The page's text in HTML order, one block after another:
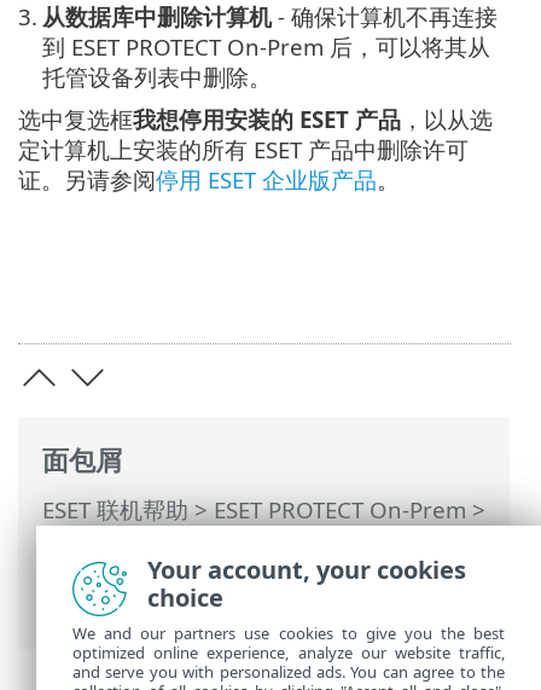
面包屑
ESET 联机帮助>ESET PROTECT On-Prem>
PROTECT On-Prem 主菜单 >计算机> 从管
理中删除计算机
3. 从数据库中删除计算机- 确保计算机不再连接
到 ESET PROTECT On-Prem 后，可以将其从
托管设备列表中删除。
选中复选框我想停用安装的 ESET 产品 ，以从选
定计算机上安装的所有 ESET 产品中删除许可
证。另请参阅停用 ESET 企业版产品。
Your account, your cookies
choice
We and our partners use cookies to give you the best
optimized online experience, analyze our website traffic,
and serve you with personalized ads. You can agree to the